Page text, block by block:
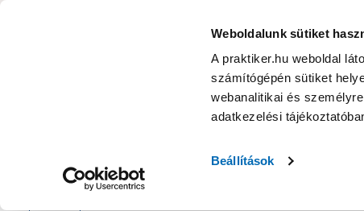
Weboldalunk sütiket
A praktiker.hu weboldal
számítógépén sütiket
webanalitikai és
adatkezelési
Beállítások
KATEGÓRIÁK
Nyereményjáték
Trapézpengés kés összecsukható - Vágószerszám